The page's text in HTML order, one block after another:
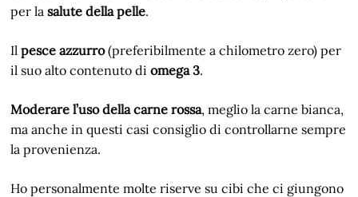
per lasalute della pelle.
Ilpesce azzurro(preferibilmente a chilometro zero) per
il suo alto contenuto diomega 3.
Moderare l’uso della carne rossa, meglio la carne bianca,
ma anche in questi casi consiglio di controllarne sempre
la provenienza.
Ho personalmente molte riserve su cibi che ci giungono